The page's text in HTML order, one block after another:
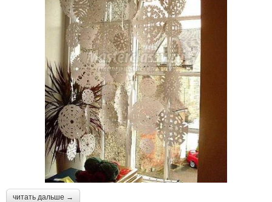
читать дальше →